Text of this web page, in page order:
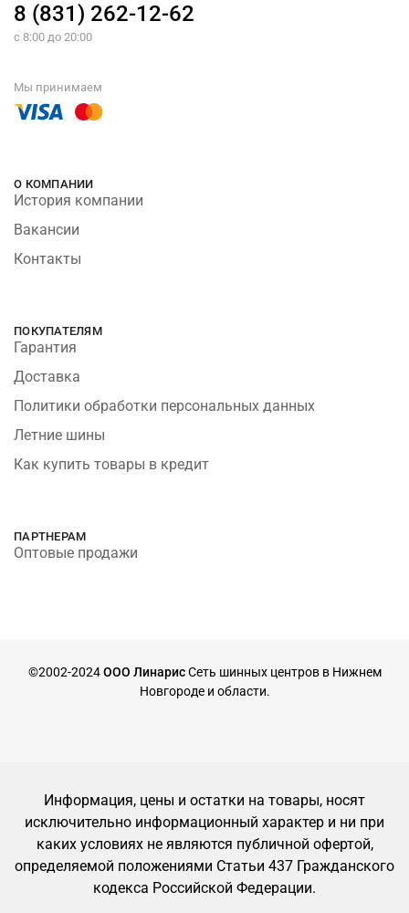
8 (831) 262-12-62
с 8:00 до 20:00
Мы принимаем
О КОМПАНИИ
История компании
Вакансии
Контакты
ПОКУПАТЕЛЯМ
Гарантия
Доставка
Политики обработки персональных данных
Летние шины
Как купить товары в кредит
ПАРТНЕРАМ
Оптовые продажи
©2002-2024ООО ЛинарисСеть шинных центров в Нижнем
Новгороде и области.
Информация, цены и остатки на товары, носят
исключительно информационный характер и ни при
каких условиях не являются публичной офертой,
определяемой положениями Статьи 437 Гражданского
кодекса Российской Федерации.